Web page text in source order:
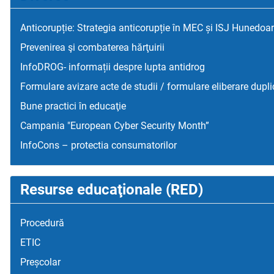
Anticorupție: Strategia anticorupție în MEC și ISJ
Prevenirea şi combaterea hărţuirii
InfoDROG- informații despre lupta antidrog
Formulare avizare acte de studii / formulare eliberare
Bune practici în educaţie
Campania "European Cyber Security Month”
InfoCons – protectia consumatorilor
Resurse educaţionale (RED)
Procedură
ETIC
Preșcolar